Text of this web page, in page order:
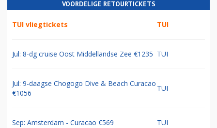
VOORDELIGE RETOURTICKETS
TUI vliegtickets TUI
Jul: 8-dg cruise Oost Middellandse Zee €1235 TUI
Jul: 9-daagse Chogogo Dive & Beach Curacao
€1056
TUI
Sep: Amsterdam - Curacao €569 TUI